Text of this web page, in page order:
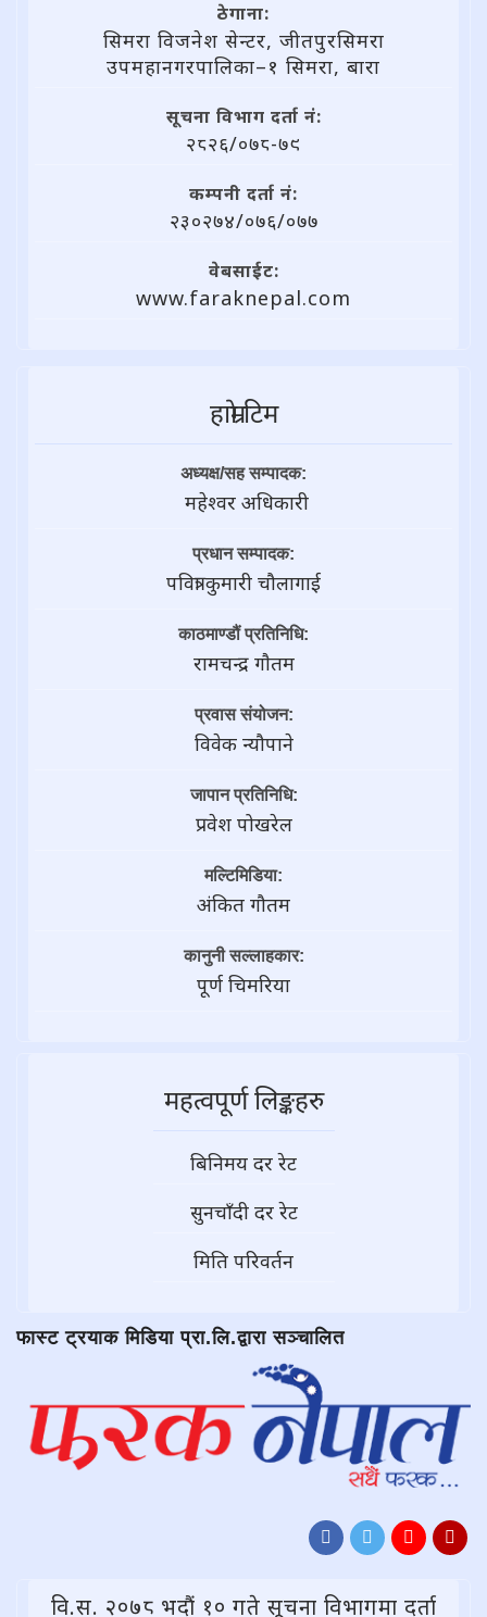
ठेगाना:
सिमरा विजनेश सेन्टर, जीतपुरसिमरा
उपमहानगरपालिका–१ सिमरा, बारा
सूचना विभाग दर्ता नं:
२८२६/०७८-७९
कम्पनी दर्ता नं:
२३०२७४/०७६/०७७
वेबसाईट:
www.faraknepal.com
हाम्राे टिम
अध्यक्ष/सह सम्पादक:
महेश्वर अधिकारी
प्रधान सम्पादक:
पवित्रा कुमारी चौलागाई
काठमाण्डौं प्रतिनिधि:
रामचन्द्र गाैतम
प्रवास संयोजन:
विवेक न्यौपाने
जापान प्रतिनिधि:
प्रवेश पोखरेल
मल्टिमिडिया:
अंकित गौतम
कानुनी सल्लाहकार:
पूर्ण चिमरिया
महत्वपूर्ण लिङ्कहरु
बिनिमय दर रेट
सुनचाँदी दर रेट
मिति परिवर्तन
फास्ट ट्रयाक मिडिया प्रा.लि.द्वारा सञ्चालित
वि.स. २०७८ भदौं १० गते सूचना विभागमा दर्ता